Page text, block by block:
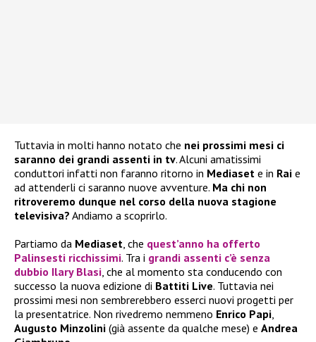
Tuttavia in molti hanno notato che nei prossimi mesi ci
saranno dei grandi assenti in tv. Alcuni amatissimi
conduttori infatti non faranno ritorno in Mediaset e in Rai e
ad attenderli ci saranno nuove avventure. Ma chi non
ritroveremo dunque nel corso della nuova stagione
televisiva? Andiamo a scoprirlo.
Partiamo da Mediaset, che quest’anno ha offerto
Palinsesti ricchissimi. Tra i grandi assenti c’è senza
dubbio Ilary Blasi, che al momento sta conducendo con
successo la nuova edizione di Battiti Live. Tuttavia nei
prossimi mesi non sembrerebbero esserci nuovi progetti per
la presentatrice. Non rivedremo nemmeno Enrico Papi,
Augusto Minzolini (già assente da qualche mese) e Andrea